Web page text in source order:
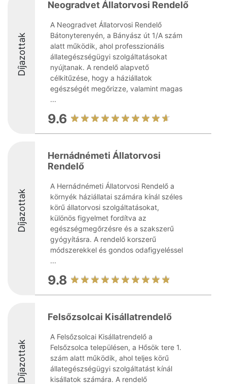
Díjazottak
Neogradvet Állatorvosi Rendelő
A Neogradvet Állatorvosi Rendelő
Bátonyterenyén, a Bányász út 1/A szám
alatt működik, ahol professzionális
állategészségügyi szolgáltatásokat
nyújtanak. A rendelő alapvető
célkitűzése, hogy a háziállatok
egészségét megőrizze, valamint magas
...
9.6
Díjazottak
Hernádnémeti Állatorvosi
Rendelő
A Hernádnémeti Állatorvosi Rendelő a
környék háziállatai számára kínál széles
körű állatorvosi szolgáltatásokat,
különös figyelmet fordítva az
egészségmegőrzésre és a szakszerű
gyógyításra. A rendelő korszerű
módszerekkel és gondos odafigyeléssel
...
9.8
Díjazottak
Felsőzsolcai Kisállatrendelő
A Felsőzsolcai Kisállatrendelő a
Felsőzsolca településen, a Hősök tere 1.
szám alatt működik, ahol teljes körű
állategészségügyi szolgáltatást kínál
kisállatok számára. A rendelő